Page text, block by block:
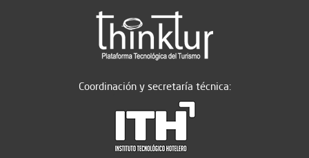
Coordinación y secretaría técnica: